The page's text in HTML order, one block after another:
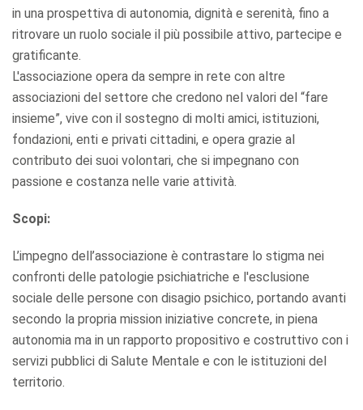
in una prospettiva di autonomia, dignità e serenità, fino a
ritrovare un ruolo sociale il più possibile attivo, partecipe e
gratificante.
L'associazione opera da sempre in rete con altre
associazioni del settore che credono nel valori del “fare
insieme”, vive con il sostegno di molti amici, istituzioni,
fondazioni, enti e privati cittadini, e opera grazie al
contributo dei suoi volontari, che si impegnano con
passione e costanza nelle varie attività.
Scopi:
L’impegno dell’associazione è contrastare lo stigma nei
confronti delle patologie psichiatriche e l'esclusione
sociale delle persone con disagio psichico, portando avanti
secondo la propria mission iniziative concrete, in piena
autonomia ma in un rapporto propositivo e costruttivo con i
servizi pubblici di Salute Mentale e con le istituzioni del
territorio.